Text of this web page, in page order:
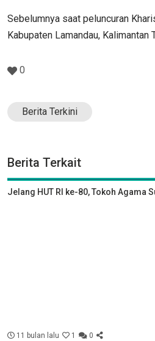
Sebelumnya saat peluncuran
Kabupaten Lamandau,
0
Berita Terkini
Berita Terkait
Jelang HUT RI ke-80, Tokoh Agama
11 bulan lalu 1 0